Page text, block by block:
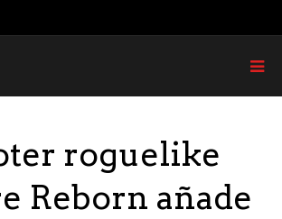
roguelike
Reborn añade